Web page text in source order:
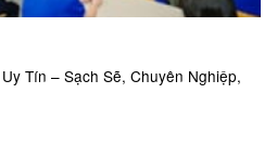
Tín – Sạch Sẽ, Chuyên Nghiệp,